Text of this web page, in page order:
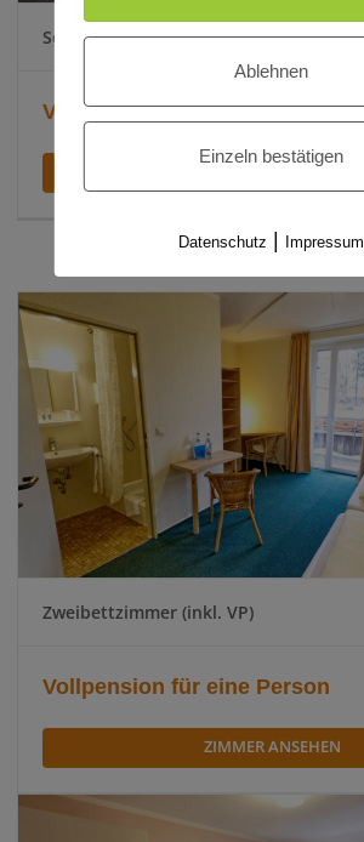
Sonnenstrahlzimmer (inkl. VP)
Vollpension für zwei Personen
ZIMMER ANSEHEN
Zweibettzimmer (inkl. VP)
Vollpension für eine Person
ZIMMER ANSEHEN
Ablehnen
Einzeln bestätigen
Datenschutz Impressum